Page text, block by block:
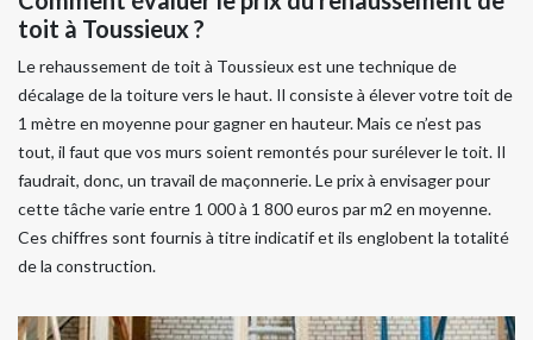
toit à Toussieux ?
Le rehaussement de toit à Toussieux est une technique de
décalage de la toiture vers le haut. Il consiste à élever votre toit de
1 mètre en moyenne pour gagner en hauteur. Mais ce n’est pas
tout, il faut que vos murs soient remontés pour surélever le toit. Il
faudrait, donc, un travail de maçonnerie. Le prix à envisager pour
cette tâche varie entre 1 000 à 1 800 euros par m2 en moyenne.
Ces chiffres sont fournis à titre indicatif et ils englobent la totalité
de la construction.